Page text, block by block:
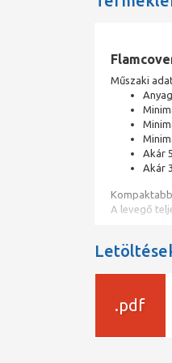
Műszaki
Akár
Akár
A levegő
Szinte
60%-kal
m/
alacsony
.pdf